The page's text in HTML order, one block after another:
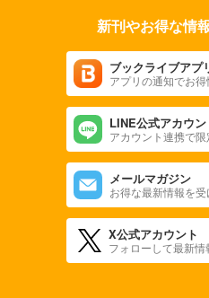
新刊やお得な情
ブックライブアプ
アプリの通知でお
LINE公式アカウン
アカウント連携で
メールマガジン
お得な最新情報を受
X公式アカウント
フォローして最新情